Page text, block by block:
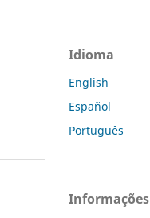
Idioma
English
Español
Português
Informações